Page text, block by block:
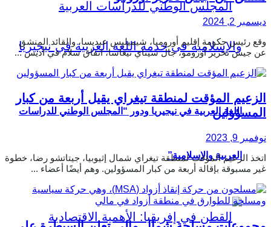
اللغة العربية في نيجيريا ودور “المجلس الوطني للدراسات
العربية والإسلامية”
ديسمبر 2, 2024
وقع رئيس حكومة إقليم أوروميا، شيميليس عبديسا، والقائد المنشق
عن جيش تحرير أورومو، جال سيناي نيغاسا، اتفاق سلام في أديس ...
الزعيم المؤقت لمنطقة تيغراي يقيل أربعة من كبار
المسؤولين
نوفمبر 9, 2023
اتخذ الزعيم المؤقت لمنطقة تيغراي شمال إثيوبيا، جيتاتشو رضا، خطوة
غير مسبوقة بإقالة أربعة من كبار المسؤولين. وهم أيضًا أعضاء ...